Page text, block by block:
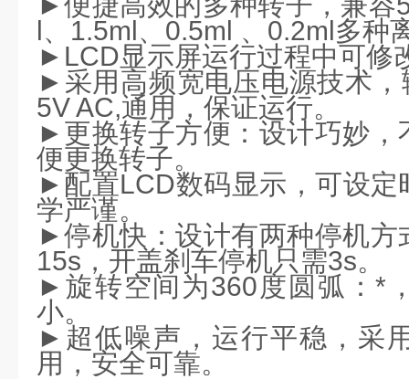
l、1.5ml、0.5ml 、0.2ml多种
►LCD显示屏运行过程中可修
►采用高频宽电压电源技术
5V AC,通用，保证运行。
►更换转子方便：设计巧妙，
便更换转子。
►配置LCD数码显示，可设定
学严谨。
►停机快：设计有两种停机方
15s ，开盖刹车停机只需3s。
►旋转空间为360度圆弧：*
小。
►超低噪声，运行平稳，采
用，安全可靠。